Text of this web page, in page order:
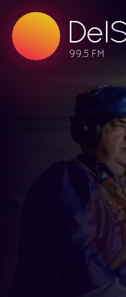
99.5 FM
99.5 FM
99.5 FM